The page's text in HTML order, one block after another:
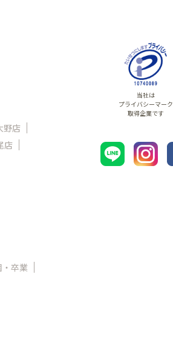
野店
店
卒業
当社は
プライバシーマーク
取得企業です